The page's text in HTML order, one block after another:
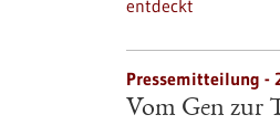
entdeckt
Pressemitteilung -
Vom Gen zur